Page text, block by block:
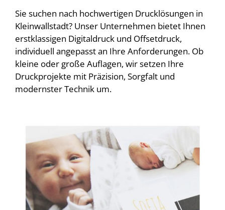
Sie suchen nach hochwertigen Drucklösungen in
Kleinwallstadt? Unser Unternehmen bietet Ihnen
erstklassigen Digitaldruck und Offsetdruck,
individuell angepasst an Ihre Anforderungen. Ob
kleine oder große Auflagen, wir setzen Ihre
Druckprojekte mit Präzision, Sorgfalt und
modernster Technik um.